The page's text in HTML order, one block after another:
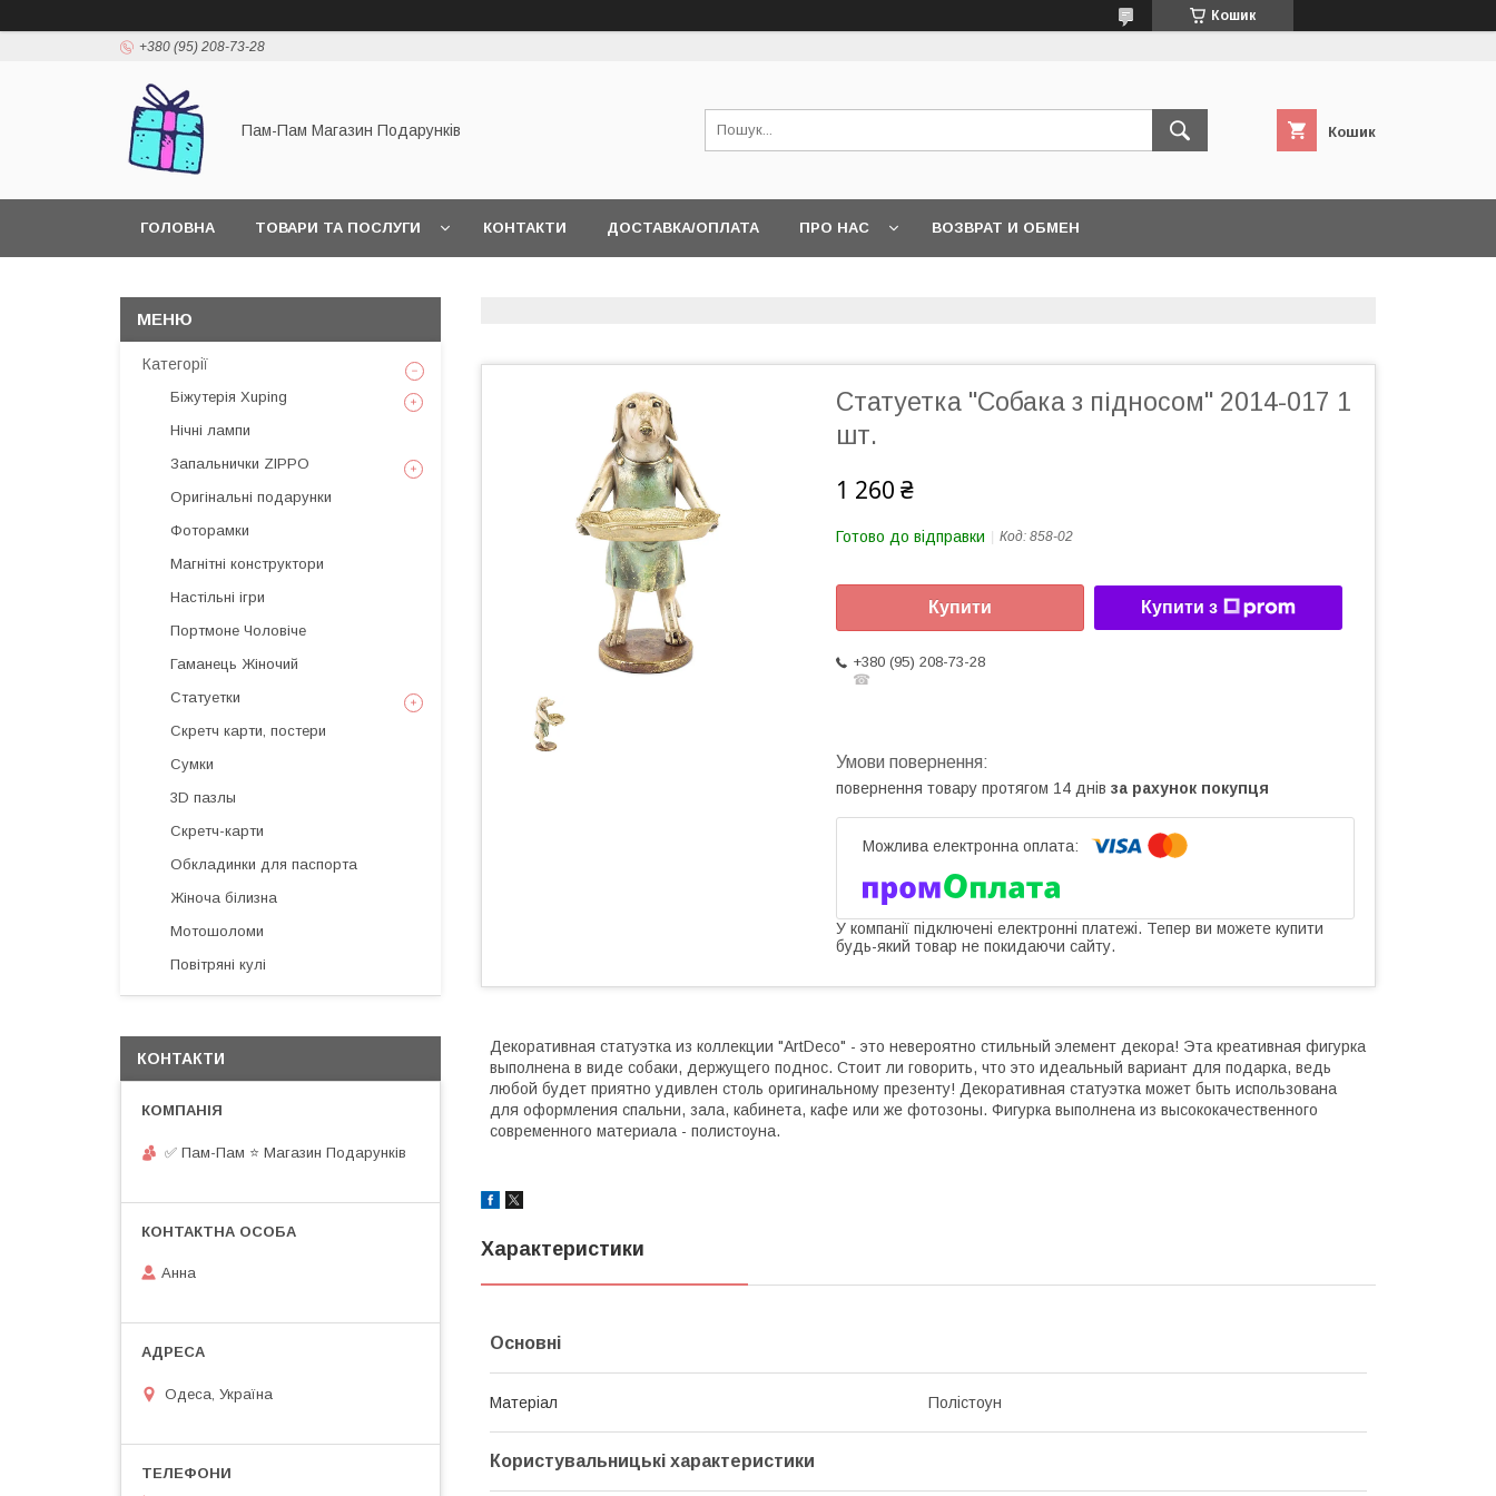
Кошик
+380 (95) 208-73-28
Пам-Пам Магазин Подарунків Кошик
ГОЛОВНА ТОВАРИ ТА ПОСЛУГИ КОНТАКТИ ДОСТАВКА/ОПЛАТА ПРО НАС ВОЗВРАТ И ОБМЕН
Статуетка "Собака з підносом" 2014-017 1
шт.
1 260 ₴
Готово до відправки Код: 858-02
Купити Купити з
+380 (95) 208-73-28
☎
повернення товару протягом 14 днів за рахунок покупця
У компанії підключені електронні платежі. Тепер ви можете купити
будь-який товар не покидаючи сайту.
Декоративная статуэтка из коллекции "ArtDeco" - это невероятно стильный элемент декора! Эта креативная фигурка
выполнена в виде собаки, держущего поднос. Стоит ли говорить, что это идеальный вариант для подарка, ведь
любой будет приятно удивлен столь оригинальному презенту! Декоративная статуэтка может быть использована
для оформления спальни, зала, кабинета, кафе или же фотозоны. Фигурка выполнена из высококачественного
современного материала - полистоуна.
Характеристики
Основні
Матеріал Полістоун
Користувальницькі характеристики
Категорії
Біжутерія Xuping
Нічні лампи
Запальнички ZIPPO
Оригінальні подарунки
Фоторамки
Магнітні конструктори
Настільні ігри
Портмоне Чоловіче
Гаманець Жіночий
Статуетки
Скретч карти, постери
Сумки
3D пазлы
Скретч-карти
Обкладинки для паспорта
Жіноча білизна
Мотошоломи
Повітряні кулі
КОНТАКТИ
✅ Пам-Пам ⭐ Магазин Подарунків
Анна
Одеса, Україна